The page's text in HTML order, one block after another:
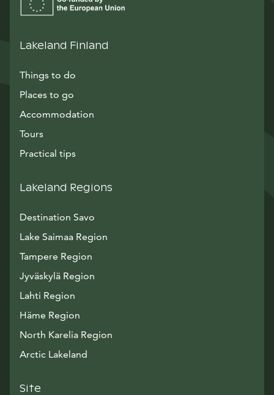
Lakeland Finland
Things to do
Places to go
Accommodation
Tours
Practical tips
Lakeland Regions
Destination Savo
Lake Saimaa Region
Tampere Region
Jyväskylä Region
Lahti Region
Häme Region
North Karelia Region
Arctic Lakeland
Site